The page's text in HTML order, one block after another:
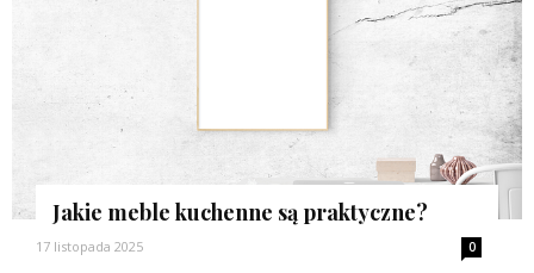
Jakie meble kuchenne są praktyczne?
17 listopada 2025 0